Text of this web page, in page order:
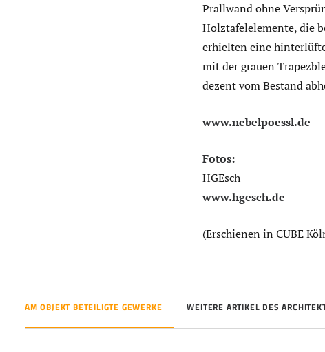
Prallwand ohne
Holztafelelemente, die
erhielten eine
mit der grauen
dezent vom Bestand
www.nebelpoessl.de
Fotos:
HGEsch
www.hgesch.de
(Erschienen in CUBE
AM OBJEKT BETEILIGTE GEWERKE WEITERE ARTIKEL DES